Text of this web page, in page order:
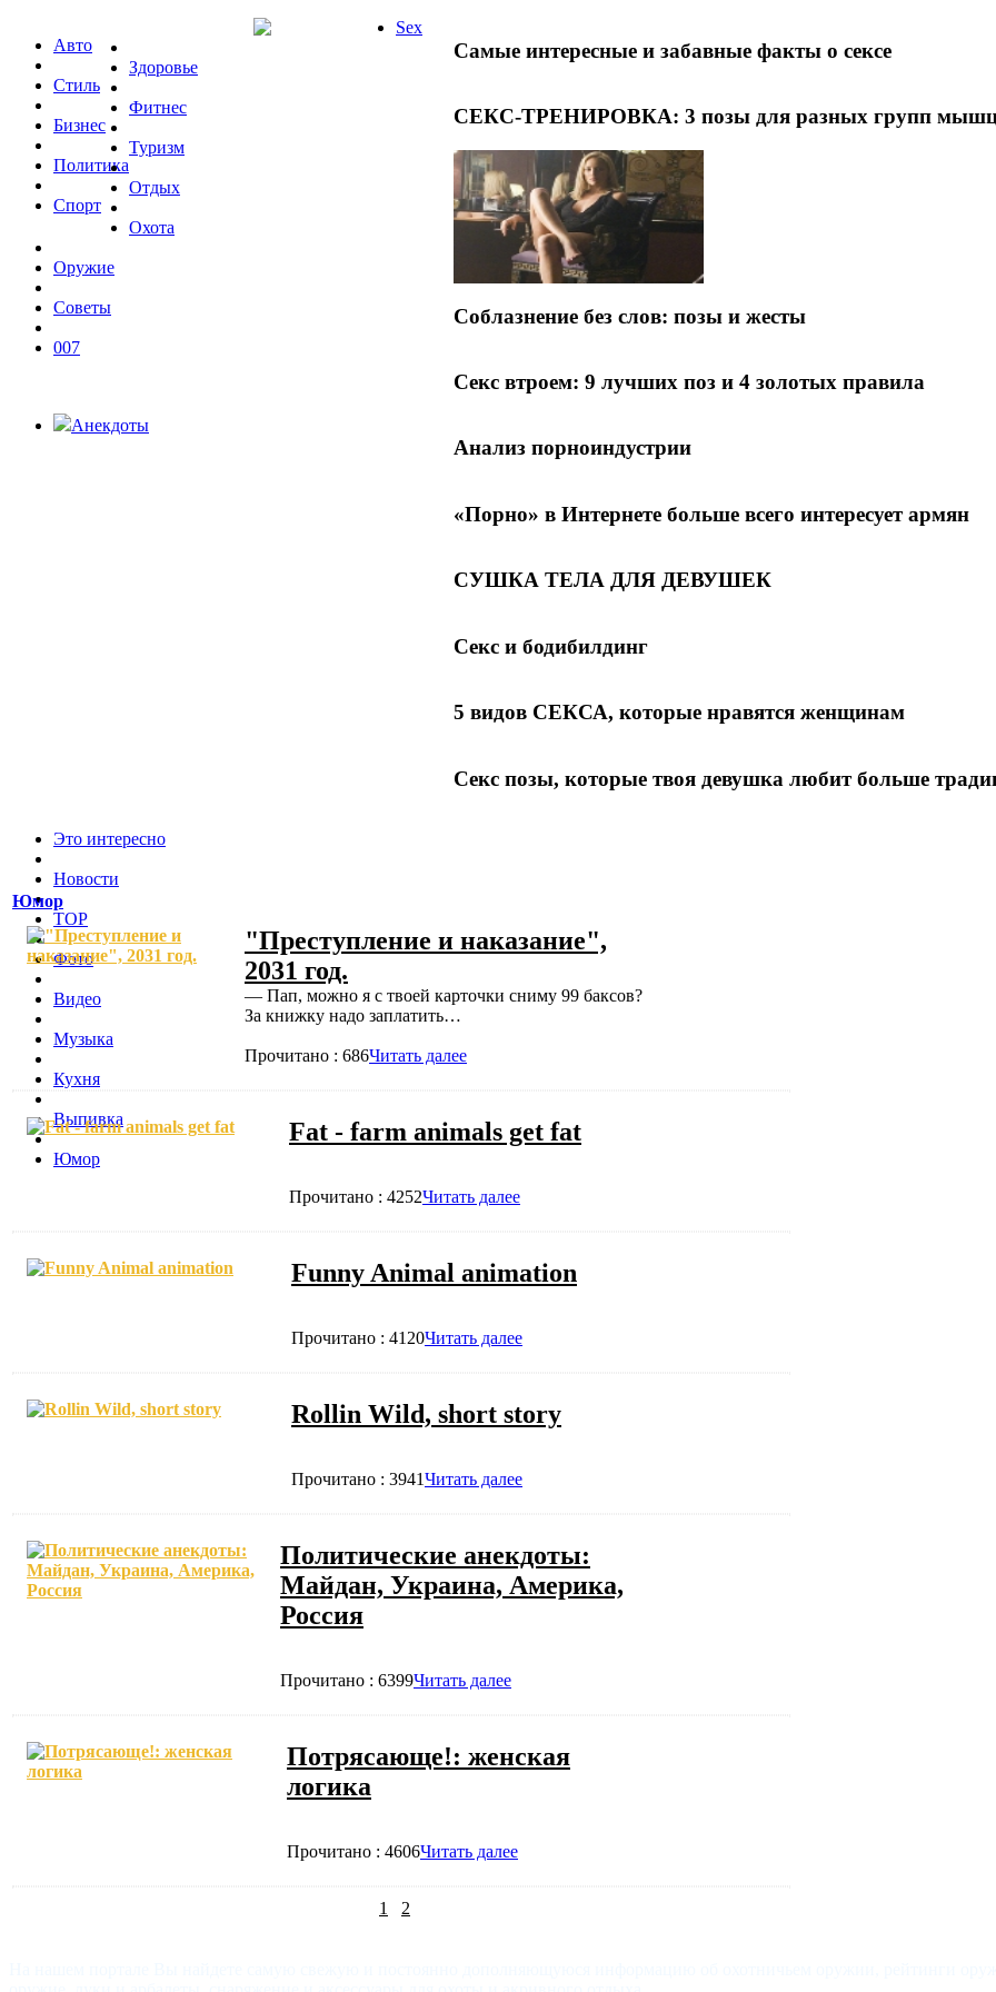
Авто
Стиль
Бизнес
Политика
Спорт
Самые интересные и забавные факты о сексе
СЕКС-ТРЕНИРОВКА: 3 позы для разных групп
Соблазнение без слов: позы и жесты
Секс втроем: 9 лучших поз и 4 золотых правила
Анализ порноиндустрии
«Порно» в Интернете больше всего интересует армян
СУШКА ТЕЛА ДЛЯ ДЕВУШЕК
Секс и бодибилдинг
5 видов СЕКСА, которые нравятся женщинам
Секс позы, которые твоя девушка любит больше
Sex
Здоровье
Фитнес
Туризм
Отдых
Охота
Оружие
Советы
007
Это интересно
Новости
TOP
Фото
Видео
Музыка
Кухня
Выпивка
Юмор
Анекдоты
Юмор
"Преступление и наказание",
2031 год.
— Пап, можно я с твоей каpточки сниму 99 баксов?
За книжку надо заплатить…
Прочитано : 686Читать далее
Fat - farm animals get fat
Прочитано : 4252Читать далее
Funny Animal animation
Прочитано : 4120Читать далее
Rollin Wild, short story
Прочитано : 3941Читать далее
Политические анекдоты:
Майдан, Украина, Америка,
Россия
Прочитано : 6399Читать далее
Потрясающе!: женская
логика
Прочитано : 4606Читать далее
1 2